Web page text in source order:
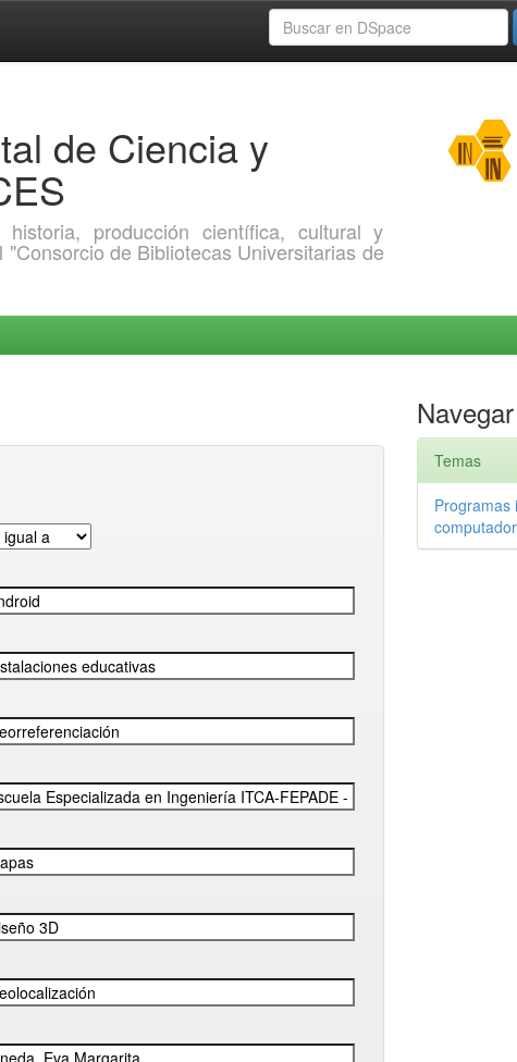
de Ciencia y
producción científica, cultural y
de Bibliotecas Universitarias de
Navegar
Temas
Programas
computador